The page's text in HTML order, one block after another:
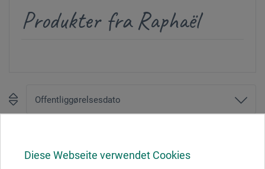
Diese Webseite verwendet Cookies
Produkter fra Raphaël